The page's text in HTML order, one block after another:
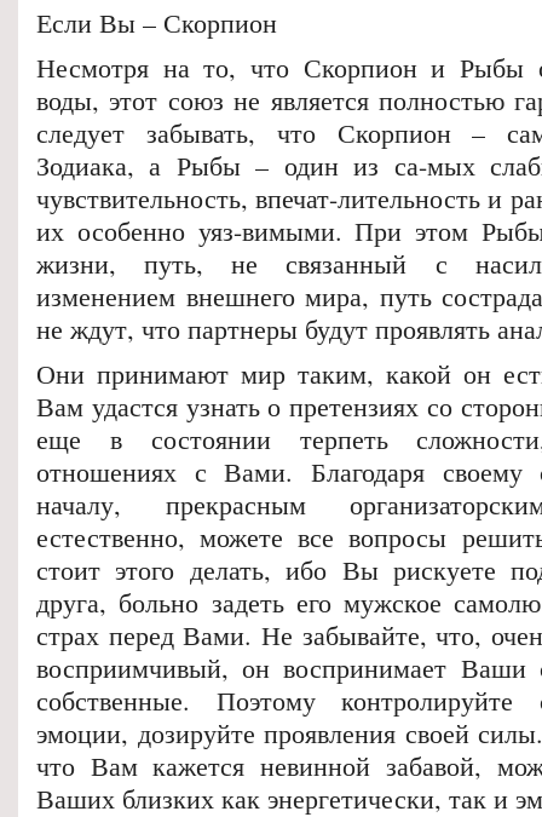
Если Вы – Скорпион
Несмотря на то, что Скорпион и Рыбы
воды, этот союз не является полностью
следует забывать, что Скорпион –
Зодиака, а Рыбы – один из са-мых
чувствительность, впечат-лительность и
их особенно уяз-вимыми. При этом
жизни, путь, не связанный с
изменением внешнего мира, путь
не ждут, что партнеры будут проявлять
Они принимают мир таким, какой он
Вам удастся узнать о претензиях со
еще в состоянии терпеть
отношениях с Вами. Благодаря своему
началу, прекрасным
естественно, можете все вопросы
стоит этого делать, ибо Вы рискуете
друга, больно задеть его мужское
страх перед Вами. Не забывайте, что,
восприимчивый, он воспринимает Ваши
собственные. Поэтому
эмоции, дозируйте проявления своей
что Вам кажется невинной забавой,
Ваших близких как энергетически, так и